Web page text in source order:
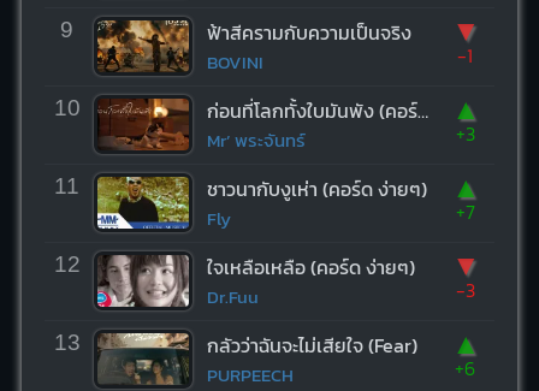
9 ฟ้าสีครามกับความเป็นจริง
BOVINI
▼
-1
10 ก่อนที่โลกทั้งใบมันพัง (คอร์ด ง่ายๆ)
Mr’ พระจันทร์
▲
+3
11 ชาวนากับงูเห่า (คอร์ด ง่ายๆ)
Fly
▲
+7
12 ใจเหลือเหลือ (คอร์ด ง่ายๆ)
Dr.Fuu
▼
-3
13 กลัวว่าฉันจะไม่เสียใจ (Fear)
PURPEECH
▲
+6